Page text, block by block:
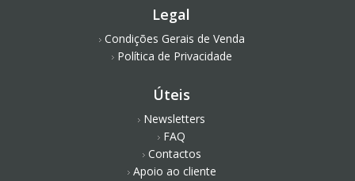
Legal
Condições Gerais de Venda
Política de Privacidade
Úteis
Newsletters
FAQ
Contactos
Apoio ao cliente